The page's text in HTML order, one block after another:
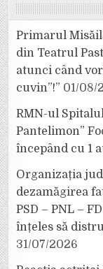
Primarul
din Teatrul
atunci când
cuvin”!” 01/08/
RMN-ul
Pantelimon”
începând cu 1
Organizația
dezamăgirea
PSD – PNL –
înțeles să
31/07/2026